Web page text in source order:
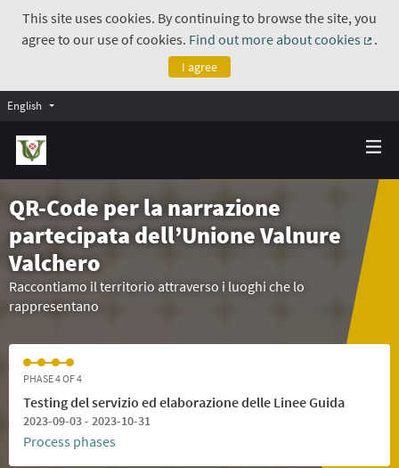
This site uses cookies. By continuing to browse the site, you
agree to our use of cookies. Find out more about cookies
.
I agree
English
QR-Code per la narrazione
partecipata dell’Unione Valnure
Valchero
Raccontiamo il territorio attraverso i luoghi che lo
rappresentano
PHASE 4 OF 4
Testing del servizio ed elaborazione delle Linee Guida
2023-09-03 - 2023-10-31
Process phases